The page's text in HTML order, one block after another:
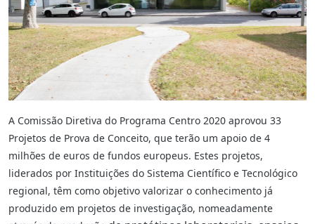
A Comissão Diretiva do Programa Centro 2020 aprovou 33
Projetos de Prova de Conceito, que terão um apoio de 4
milhões de euros de fundos europeus. Estes projetos,
liderados por Instituições do Sistema Científico e Tecnológico
regional, têm como objetivo valorizar o conhecimento já
produzido em projetos de investigação, nomeadamente